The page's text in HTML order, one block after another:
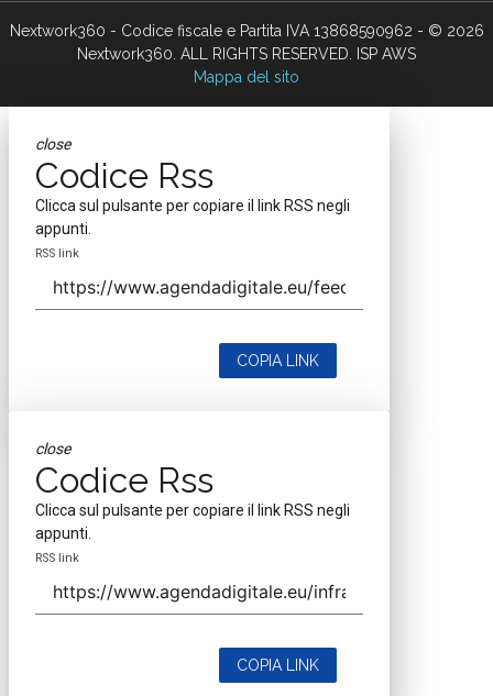
Nextwork360 - Codice fiscale e Partita IVA 13868590962 - © 2026
Nextwork360. ALL RIGHTS RESERVED. ISP AWS
Mappa del sito
close
Codice Rss
Clicca sul pulsante per copiare il link RSS negli
appunti.
RSS link
COPIA LINK
close
Codice Rss
Clicca sul pulsante per copiare il link RSS negli
appunti.
RSS link
COPIA LINK